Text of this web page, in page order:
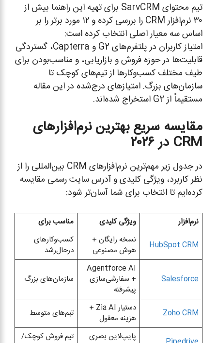
تیم محتوای SarvCRM برای تهیه این راهنما بیش از
۳۰ نرم‌افزار CRM را بررسی کرده و ۱۲ مورد برتر را بر
اساس سه معیار اصلی انتخاب کرده است:
امتیاز کاربران در پلتفرم‌های G2 و Capterra، گستردگی
قابلیت‌ها در حوزه فروش و بازاریابی، و مناسب‌بودن برای
طیف مختلف کسب‌وکارها از تیم‌های کوچک تا
سازمان‌های بزرگ. امتیازهای درج‌شده در این مقاله
مستقیماً از G2 استخراج شده‌اند.
مقایسه سریع بهترین نرم‌افزارهای
CRM در ۲۰۲۶
در جدول زیر مهم‌ترین نرم‌افزارهای CRM بین‌المللی را از
نظر کاربرد، ویژگی کلیدی و آدرس سایت رسمی مقایسه
کرده‌ایم تا انتخاب برای شما آسان‌تر شود:
نرم‌افزار ویژگی کلیدی
مناسب برای
HubSpot CRM
نسخه رایگان +
هوش مصنوعی
کسب‌وکارهای
درحال‌رشد
Salesforce
Agentforce AI
+ سفارشی‌سازی
پیشرفته
سازمان‌های بزرگ
Zoho CRM
دستیار Zia AI +
هزینه معقول
تیم‌های متوسط
پایپ‌لاین بصری
تیم فروش کوچک/